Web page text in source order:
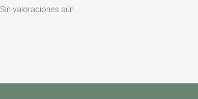
Sin valoraciones aún